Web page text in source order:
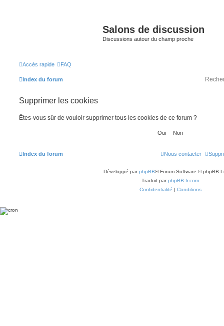
Salons de discussion
Discussions autour du champ proche
Accès rapide FAQ
Index du forum
Supprimer les cookies
Êtes-vous sûr de vouloir supprimer tous les cookies de ce forum ?
Index du forum Nous contacter
Développé parphpBB® Forum Software © phpBB
Traduit parphpBB-fr.com
Confidentialité | Conditions